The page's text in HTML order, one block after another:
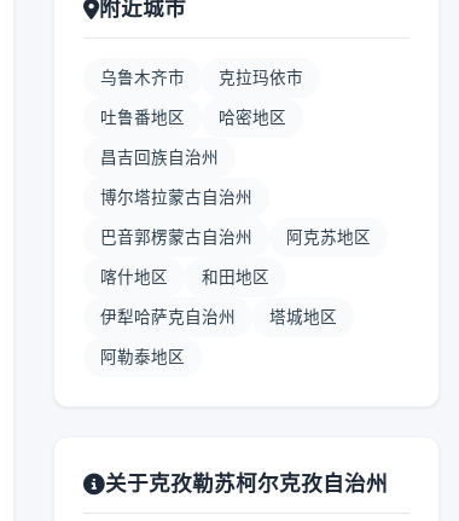
附近城市
乌鲁木齐市 克拉玛依市
吐鲁番地区 哈密地区
昌吉回族自治州
博尔塔拉蒙古自治州
巴音郭楞蒙古自治州 阿克苏地区
喀什地区 和田地区
伊犁哈萨克自治州 塔城地区
阿勒泰地区
关于克孜勒苏柯尔克孜自治州